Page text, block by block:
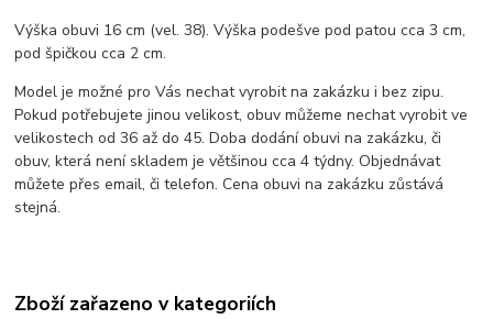
Výška obuvi 16 cm (vel. 38). Výška podešve pod patou cca 3 cm,
pod špičkou cca 2 cm.
Model je možné pro Vás nechat vyrobit na zakázku i bez zipu.
Pokud potřebujete jinou velikost, obuv můžeme nechat vyrobit ve
velikostech od 36 až do 45. Doba dodání obuvi na zakázku, či
obuv, která není skladem je většinou cca 4 týdny. Objednávat
můžete přes email, či telefon. Cena obuvi na zakázku zůstává
stejná.
Zboží zařazeno v kategoriích